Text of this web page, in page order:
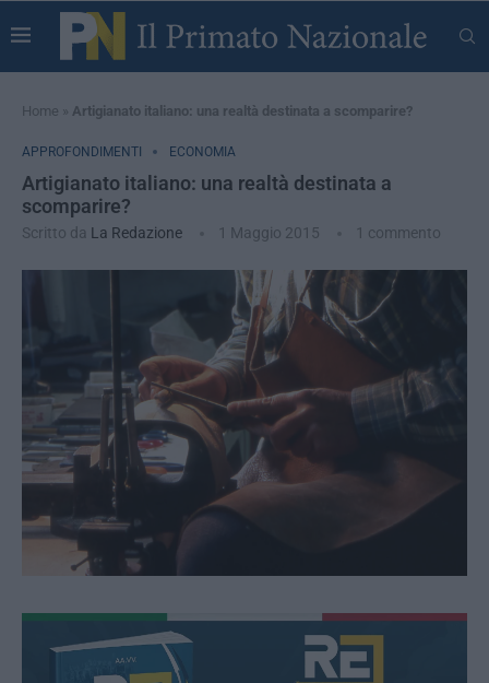
Home » Artigianato italiano: una realtà destinata a scomparire?
APPROFONDIMENTI ECONOMIA
Artigianato italiano: una realtà destinata a
scomparire?
Scritto da La Redazione 1 Maggio 2015 1 commento